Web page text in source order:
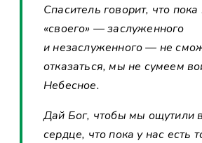
Спаситель говорит, что
«своего» — заслуженного
и незаслуженного — не
отказаться, мы не сумеем
Небесное.
Дай Бог, чтобы мы ощутили
сердце, что пока у нас есть